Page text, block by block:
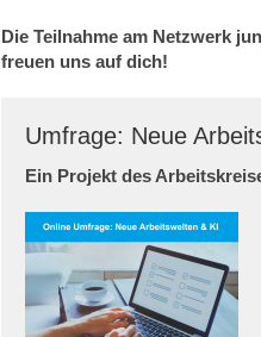
Die Teilnahme am Netzwerk
freuen uns auf dich!
Umfrage: Neue
Ein Projekt des